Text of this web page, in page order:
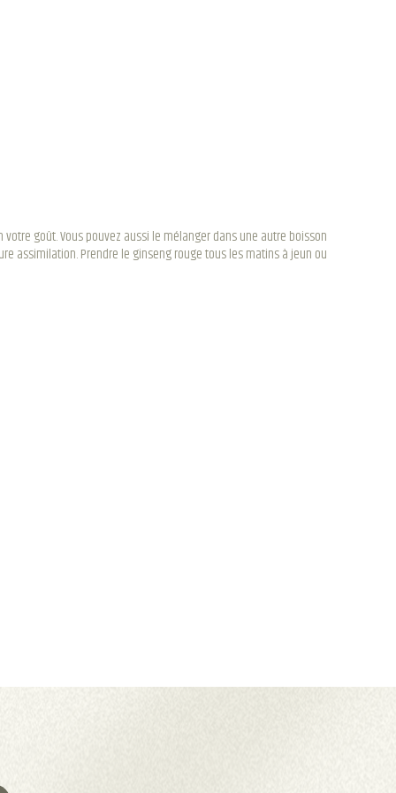
goût. Vous pouvez aussi le mélanger dans une autre boisson
assimilation. Prendre le ginseng rouge tous les matins à jeun ou